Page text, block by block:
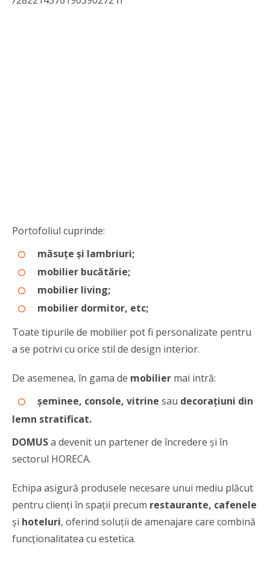
Portofoliul cuprinde:
măsuțe și lambriuri;
mobilier bucătărie;
mobilier living;
mobilier dormitor, etc;
Toate tipurile de mobilier pot fi personalizate pentru
a se potrivi cu orice stil de design interior.
De asemenea, în gama de mobilier mai intră:
șeminee, console, vitrine sau decorațiuni din
lemn stratificat.
DOMUSa devenit un partener de încredere și în
sectorul HORECA.
Echipa asigură produsele necesare unui mediu plăcut
pentru clienți în spații precum restaurante, cafenele
și hoteluri, oferind soluții de amenajare care combină
funcționalitatea cu estetica.